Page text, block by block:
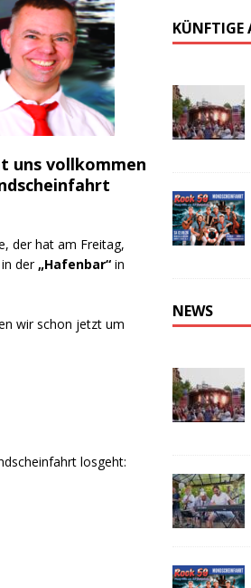
uns vollkommen
der hat am Freitag,
der „Hafenbar“ in
wir schon jetzt um
losgeht:
KÜNFTIGE
NEWS